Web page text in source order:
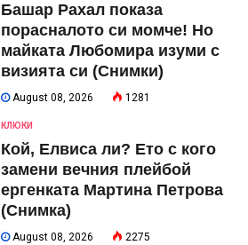
Башар Рахал показа
порасналото си момче! Но
майката Любомира изуми с
визията си (Снимки)
August 08, 2026 1281
КЛЮКИ
Кой, Елвиса ли? Ето с кого
замени вечния плейбой
ергенката Мартина Петрова
(Снимка)
August 08, 2026 2275